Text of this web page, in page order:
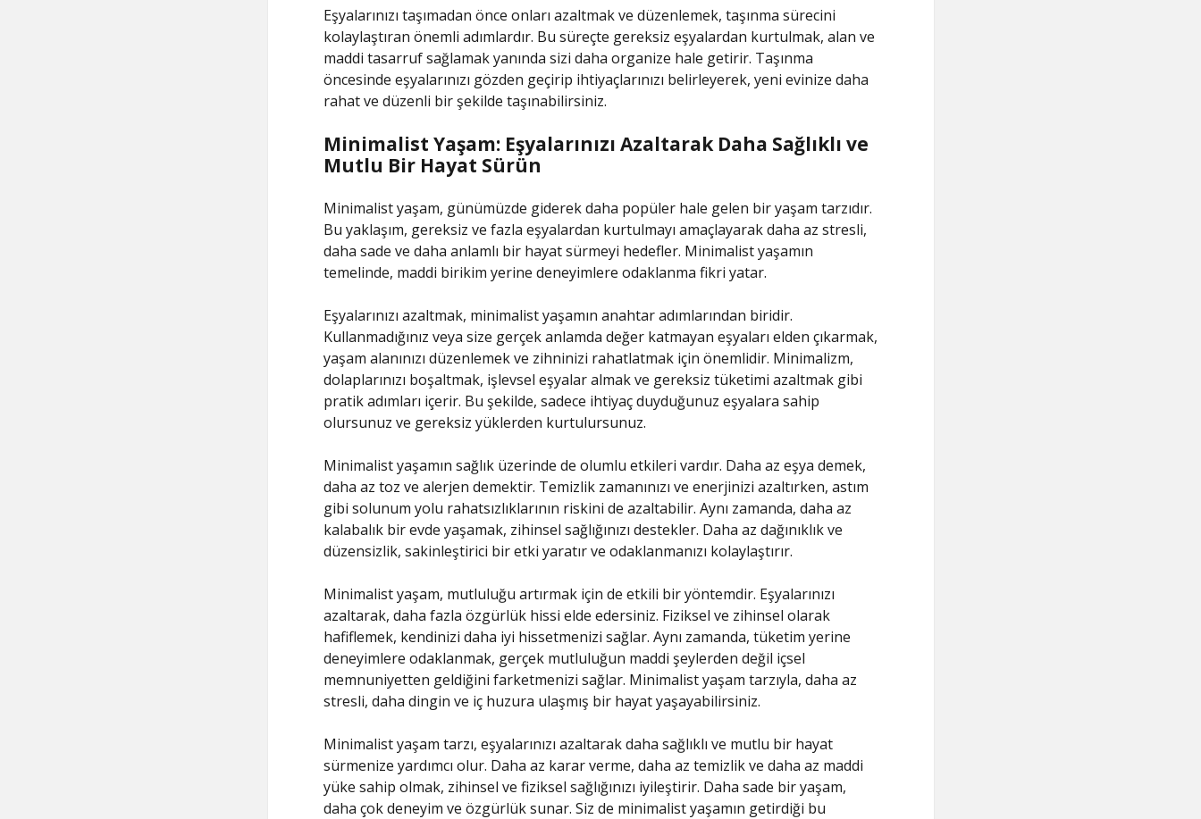
Eşyalarınızı taşımadan önce onları azaltmak ve düzenlemek, taşınma sürecini
kolaylaştıran önemli adımlardır. Bu süreçte gereksiz eşyalardan kurtulmak, alan ve
maddi tasarruf sağlamak yanında sizi daha organize hale getirir. Taşınma
öncesinde eşyalarınızı gözden geçirip ihtiyaçlarınızı belirleyerek, yeni evinize daha
rahat ve düzenli bir şekilde taşınabilirsiniz.
Minimalist Yaşam: Eşyalarınızı Azaltarak Daha Sağlıklı ve
Mutlu Bir Hayat Sürün
Minimalist yaşam, günümüzde giderek daha popüler hale gelen bir yaşam tarzıdır.
Bu yaklaşım, gereksiz ve fazla eşyalardan kurtulmayı amaçlayarak daha az stresli,
daha sade ve daha anlamlı bir hayat sürmeyi hedefler. Minimalist yaşamın
temelinde, maddi birikim yerine deneyimlere odaklanma fikri yatar.
Eşyalarınızı azaltmak, minimalist yaşamın anahtar adımlarından biridir.
Kullanmadığınız veya size gerçek anlamda değer katmayan eşyaları elden çıkarmak,
yaşam alanınızı düzenlemek ve zihninizi rahatlatmak için önemlidir. Minimalizm,
dolaplarınızı boşaltmak, işlevsel eşyalar almak ve gereksiz tüketimi azaltmak gibi
pratik adımları içerir. Bu şekilde, sadece ihtiyaç duyduğunuz eşyalara sahip
olursunuz ve gereksiz yüklerden kurtulursunuz.
Minimalist yaşamın sağlık üzerinde de olumlu etkileri vardır. Daha az eşya demek,
daha az toz ve alerjen demektir. Temizlik zamanınızı ve enerjinizi azaltırken, astım
gibi solunum yolu rahatsızlıklarının riskini de azaltabilir. Aynı zamanda, daha az
kalabalık bir evde yaşamak, zihinsel sağlığınızı destekler. Daha az dağınıklık ve
düzensizlik, sakinleştirici bir etki yaratır ve odaklanmanızı kolaylaştırır.
Minimalist yaşam, mutluluğu artırmak için de etkili bir yöntemdir. Eşyalarınızı
azaltarak, daha fazla özgürlük hissi elde edersiniz. Fiziksel ve zihinsel olarak
hafiflemek, kendinizi daha iyi hissetmenizi sağlar. Aynı zamanda, tüketim yerine
deneyimlere odaklanmak, gerçek mutluluğun maddi şeylerden değil içsel
memnuniyetten geldiğini farketmenizi sağlar. Minimalist yaşam tarzıyla, daha az
stresli, daha dingin ve iç huzura ulaşmış bir hayat yaşayabilirsiniz.
Minimalist yaşam tarzı, eşyalarınızı azaltarak daha sağlıklı ve mutlu bir hayat
sürmenize yardımcı olur. Daha az karar verme, daha az temizlik ve daha az maddi
yüke sahip olmak, zihinsel ve fiziksel sağlığınızı iyileştirir. Daha sade bir yaşam,
daha çok deneyim ve özgürlük sunar. Siz de minimalist yaşamın getirdiği bu